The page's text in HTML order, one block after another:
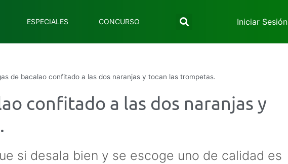
ESPECIALES CONCURSO Iniciar Sesión
de bacalao confitado a las dos naranjas y tocan las trompetas.
confitado a las dos naranjas y
si desala bien y se escoge uno de calidad es